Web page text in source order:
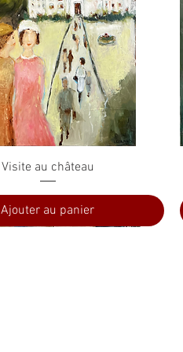
Aperçu rapide
Visite au château
Ajouter au panier